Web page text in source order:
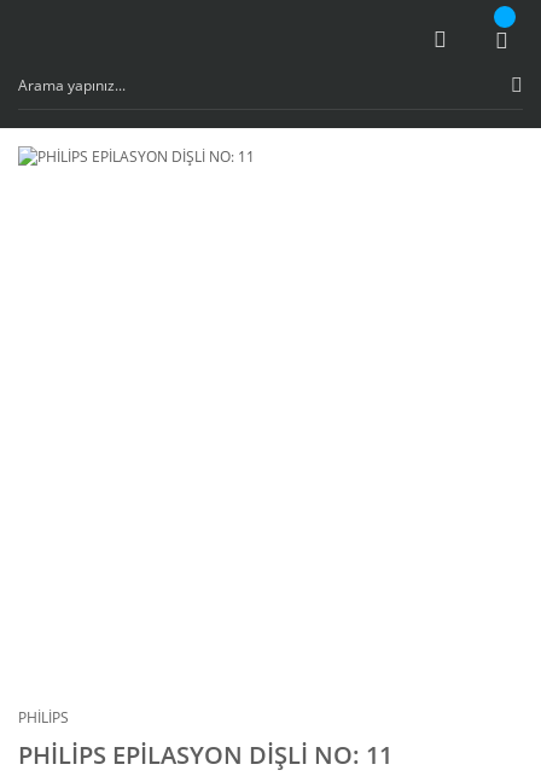
PHİLİPS
PHİLİPS EPİLASYON DİŞLİ NO: 11